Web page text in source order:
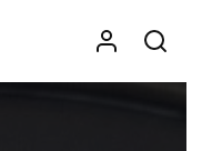
Esneca TV